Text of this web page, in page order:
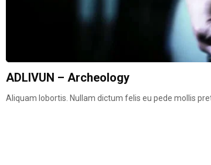
ADLIVUN – Archeology
Aliquam lobortis. Nullam dictum felis eu pede mollis